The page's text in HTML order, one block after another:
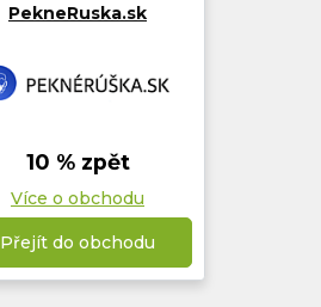
PekneRuska.sk
10 % zpět
Více o obchodu
Přejít do obchodu